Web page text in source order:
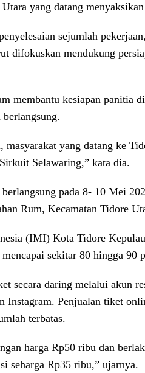
yang datang
sejumlah
difokuskan mendukung
membantu kesiapan panitia
yang datang ke
Selawaring,” kata dia.
pada 8- 10 Mei
Rum, Kecamatan Tidore
(IMI) Kota Tidore
sekitar 80 hingga 90
secara daring melalui akun
Penjualan tiket
terbatas.
harga Rp50 ribu dan
seharga Rp35 ribu,” ujarnya.